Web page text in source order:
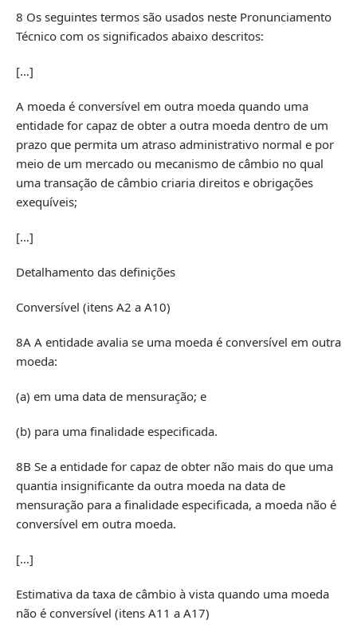
8 Os seguintes termos são usados neste Pronunciamento
Técnico com os significados abaixo descritos:
[…]
A moeda é conversível em outra moeda quando uma
entidade for capaz de obter a outra moeda dentro de um
prazo que permita um atraso administrativo normal e por
meio de um mercado ou mecanismo de câmbio no qual
uma transação de câmbio criaria direitos e obrigações
exequíveis;
[…]
Detalhamento das definições
Conversível (itens A2 a A10)
8A A entidade avalia se uma moeda é conversível em outra
moeda:
(a) em uma data de mensuração; e
(b) para uma finalidade especificada.
8B Se a entidade for capaz de obter não mais do que uma
quantia insignificante da outra moeda na data de
mensuração para a finalidade especificada, a moeda não é
conversível em outra moeda.
[…]
Estimativa da taxa de câmbio à vista quando uma moeda
não é conversível (itens A11 a A17)